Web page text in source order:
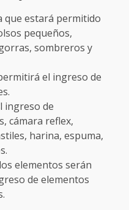
que estará permitido
pequeños,
sombreros y
el ingreso de
ingreso de
cámara reflex,
harina, espuma,
elementos serán
de elementos